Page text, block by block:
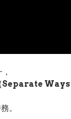
Separate Ways
。